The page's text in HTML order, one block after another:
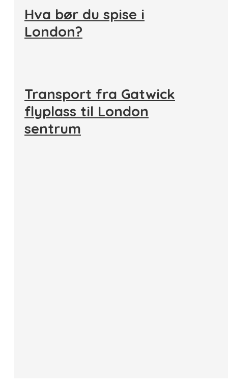
Hva bør du spise i
London?
Transport fra Gatwick
flyplass til London
sentrum